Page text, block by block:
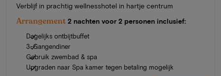
Verblijf in prachtig wellnesshotel in hartje centrum
Arrangement 2 nachten voor 2 personen inclusief:
Dagelijks ontbijtbuffet
3-Gangendiner
Gebruik zwembad & spa
Upgraden naar Spa kamer tegen betaling mogelijk